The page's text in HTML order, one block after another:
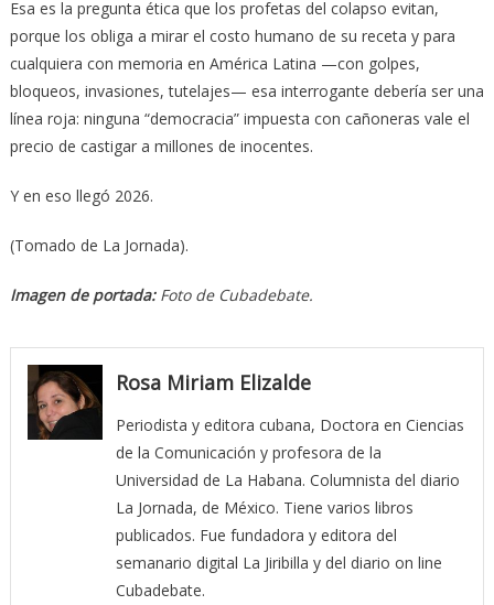
Esa es la pregunta ética que los profetas del colapso evitan,
porque los obliga a mirar el costo humano de su receta y para
cualquiera con memoria en América Latina —con golpes,
bloqueos, invasiones, tutelajes— esa interrogante debería ser una
línea roja: ninguna “democracia” impuesta con cañoneras vale el
precio de castigar a millones de inocentes.
Y en eso llegó 2026.
(Tomado de La Jornada).
Imagen de portada:Foto de Cubadebate.
Rosa Miriam Elizalde
Periodista y editora cubana, Doctora en Ciencias
de la Comunicación y profesora de la
Universidad de La Habana. Columnista del diario
La Jornada, de México. Tiene varios libros
publicados. Fue fundadora y editora del
semanario digital La Jiribilla y del diario on line
Cubadebate.